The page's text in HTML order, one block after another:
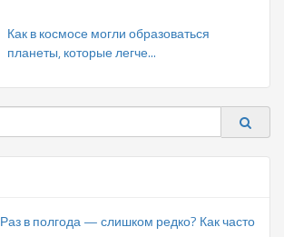
Как в космосе могли образоваться
планеты, которые легче...
Раз в полгода — слишком редко? Как часто